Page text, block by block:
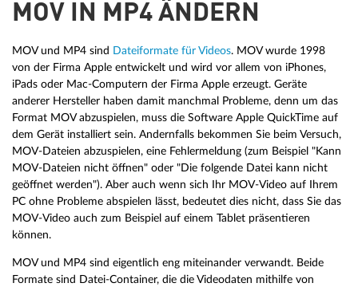
MOV IN MP4 ÄNDERN
MOV und MP4 sind Dateiformate für Videos. MOV wurde 1998
von der Firma Apple entwickelt und wird vor allem von iPhones,
iPads oder Mac-Computern der Firma Apple erzeugt. Geräte
anderer Hersteller haben damit manchmal Probleme, denn um das
Format MOV abzuspielen, muss die Software Apple QuickTime auf
dem Gerät installiert sein. Andernfalls bekommen Sie beim Versuch,
MOV-Dateien abzuspielen, eine Fehlermeldung (zum Beispiel "Kann
MOV-Dateien nicht öffnen" oder "Die folgende Datei kann nicht
geöffnet werden"). Aber auch wenn sich Ihr MOV-Video auf Ihrem
PC ohne Probleme abspielen lässt, bedeutet dies nicht, dass Sie das
MOV-Video auch zum Beispiel auf einem Tablet präsentieren
können.
MOV und MP4 sind eigentlich eng miteinander verwandt. Beide
Formate sind Datei-Container, die die Videodaten mithilfe von